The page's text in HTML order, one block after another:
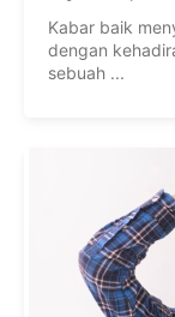
Kabar baik
dengan
sebuah ...